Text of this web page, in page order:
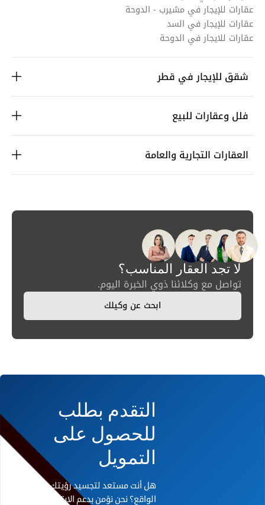
عقارات للإيجار في مشيرب - الدوحة
عقارات للإيجار في السد
عقارات للايجار في الدوحة
شقق للإيجار في قطر
فلل وعقارات للبيع
العقارات التجارية والعامة
لا تجد العقار المناسب؟
تواصل مع وكلائنا ذوي الخبرة اليوم.
ابحث عن وكيلك
التقدم بطلب
للحصول على
التمويل
هل أنت مستعد لتجسيد رؤيتك على أرض
الواقع؟ نحن نؤمن بدعم الابتكار. إذا كان